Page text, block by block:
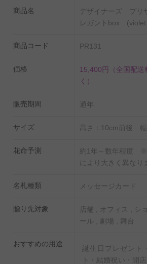
で、長くお楽しみ頂くことが出来る
■BOXはお花を引き立たせる為のデ
◆デザイナー名：西名 美和子（にし
ライ・バーグマン」氏の下でチーフ
務めた後独立し、Precient内にプラ
立。株式会社日本カラーデザイ
KIHACHI、フォーシーズンズホテル
飾り、LEE、MORE等のファッショ
ジを提供した実力派。デザイン大国
ンのベルギースタイルを取り込んだ
徴。特にその色使いには定評がある
商品名
デザイナーズ プリ
レガントbox (violet
商品コード PR131
価格 15,400円
（全国配
く）
販売期間 通年
サイズ 高さ：10cm前後
花命予測
約1年～数年程度 ※
により大きく異なり
名札種類 メッセージカード
贈り先対象
店舗 , オフィス , シ
ール , 劇場 , 舞台
おすすめの用途
誕生日プレゼント
ト・結婚祝い・開